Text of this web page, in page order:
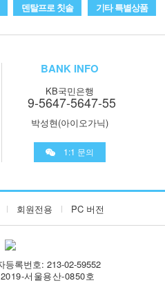
덴탈프로 칫솔 기타 특별상품
BANK INFO
KB국민은행
9-5647-5647-55
박성현(아이오가닉)
1:1 문의
회원전용 PC 버전
등록번호: 213-02-59552
서울용산-0850호